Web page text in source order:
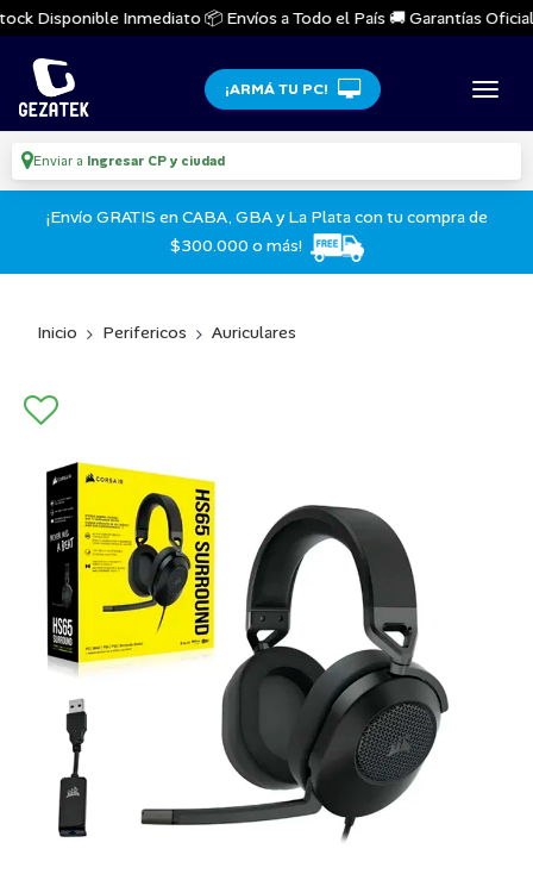
Disponible Inmediato 📦 Envíos a Todo el País 🚚 Garantías
¡ARMÁ TU PC!
Enviar a Ingresar CP y ciudad
¡Envío GRATIS en CABA, GBA y La Plata con tu compra de
$300.000 o más!
Inicio Perifericos Auriculares